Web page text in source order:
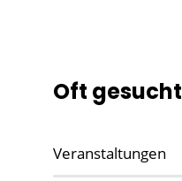
Oft gesucht
Veranstaltungen